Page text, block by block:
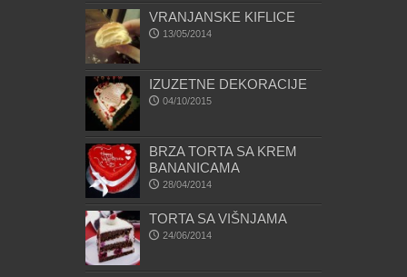
VRANJANSKE KIFLICE
13/05/2014
IZUZETNE DEKORACIJE
04/10/2015
BRZA TORTA SA KREM
BANANICAMA
28/04/2014
TORTA SA VIŠNJAMA
24/06/2014